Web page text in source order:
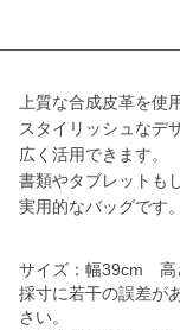
上質な合成皮革を使
スタイリッシュなデ
広く活用できます。
書類やタブレットも
実用的なバッグです。
サイズ：幅39cm
採寸に若干の誤差が
さい。